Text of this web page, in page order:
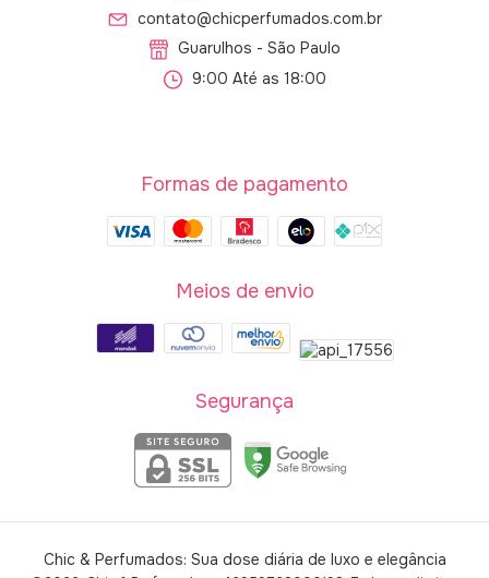
contato@chicperfumados.com.br
Guarulhos - São Paulo
9:00 Até as 18:00
Formas de pagamento
Meios de envio
Segurança
Chic & Perfumados: Sua dose diária de luxo e elegância